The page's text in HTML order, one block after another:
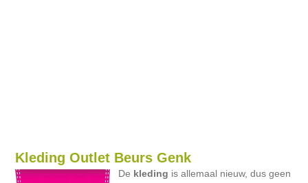
Kleding Outlet Beurs Genk
De kleding is allemaal nieuw, dus geen